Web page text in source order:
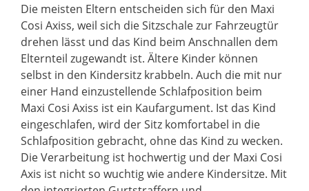
Die meisten Eltern entscheiden sich für den Maxi
Cosi Axiss, weil sich die Sitzschale zur Fahrzeugtür
drehen lässt und das Kind beim Anschnallen dem
Elternteil zugewandt ist. Ältere Kinder können
selbst in den Kindersitz krabbeln. Auch die mit nur
einer Hand einzustellende Schlafposition beim
Maxi Cosi Axiss ist ein Kaufargument. Ist das Kind
eingeschlafen, wird der Sitz komfortabel in die
Schlafposition gebracht, ohne das Kind zu wecken.
Die Verarbeitung ist hochwertig und der Maxi Cosi
Axis ist nicht so wuchtig wie andere Kindersitze. Mit